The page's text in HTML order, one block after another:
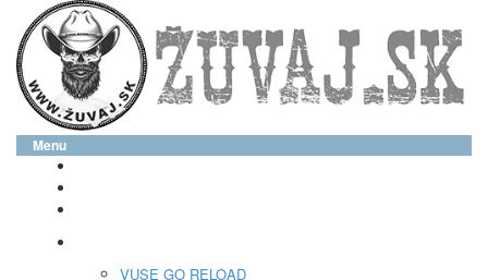
Menu
VUSE GO RELOAD